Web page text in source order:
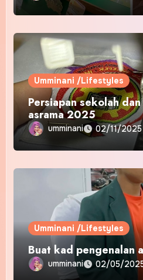
Umminani /Lifestyles
Persiapan sekolah
asrama 2025
umminani 02/11/2025
Umminani /Lifestyles
Buat kad pengenalan
umminani 02/05/